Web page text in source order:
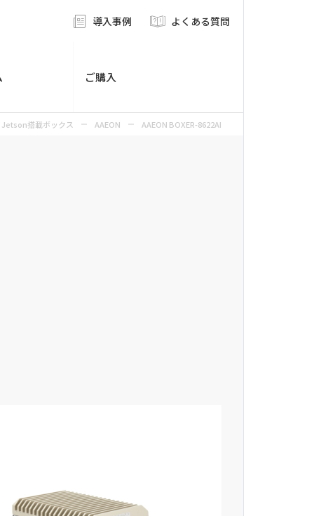
ご購入
導入事例 よくある質問
Jetson搭載ボックス AAEON AAEON BOXER-8622AI